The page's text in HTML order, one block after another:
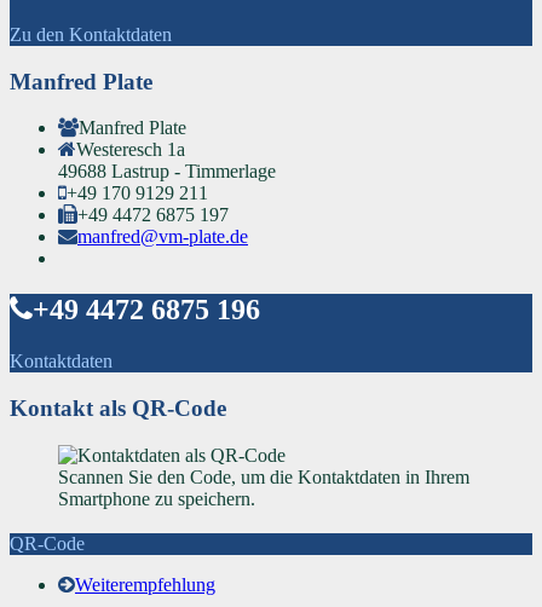
Zu den Kontaktdaten
Manfred Plate
Manfred Plate
Westeresch 1a
49688 Lastrup - Timmerlage
+49 170 9129 211
+49 4472 6875 197
manfred@vm-plate.de
+49 4472 6875 196
Kontaktdaten
Kontakt als QR-Code
Scannen Sie den Code, um die Kontaktdaten in Ihrem
Smartphone zu speichern.
QR-Code
Weiterempfehlung